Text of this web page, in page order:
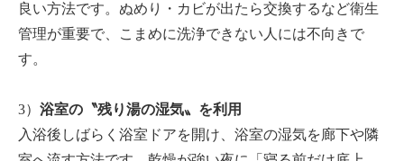
良い方法です。ぬめり・カビが出たら交換するなど衛生
管理が重要で、こまめに洗浄できない人には不向きで
す。
3） 浴室の〝残り湯の湿気〟を利用
入浴後しばらく浴室ドアを開け、浴室の湿気を廊下や隣